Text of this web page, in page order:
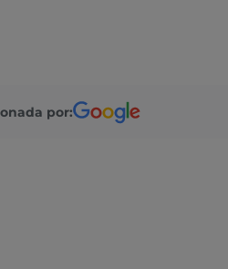
de laobservación de
la perdiz moruna, la curruca
por: